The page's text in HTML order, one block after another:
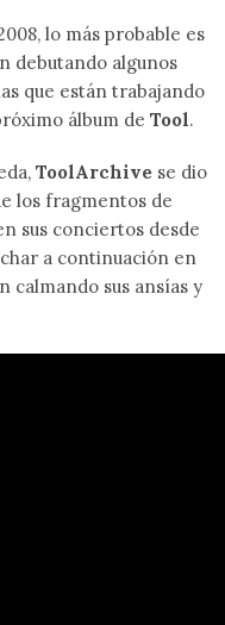
lo más probable es
debutando algunos
que están trabajando
álbum deTool.
ToolArchive se dio
los fragmentos de
sus conciertos desde
a continuación en
calmando sus ansías y